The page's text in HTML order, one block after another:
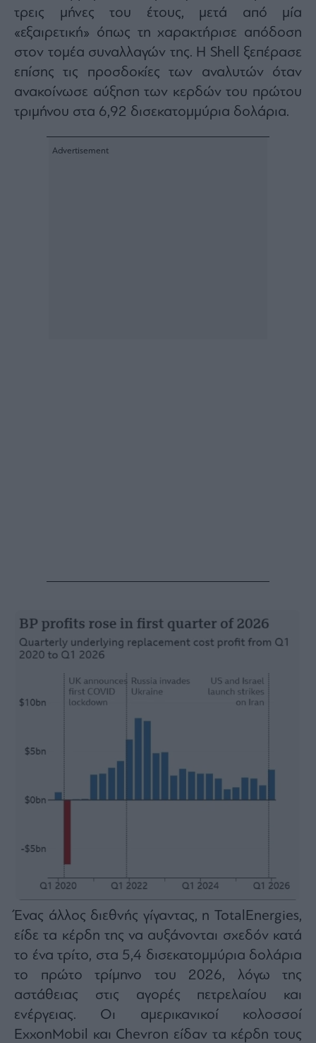
τρεις μήνες του έτους, μετά από μία
«εξαιρετική» όπως τη χαρακτήρισε απόδοση
στον τομέα συναλλαγών της. Η Shell ξεπέρασε
επίσης τις προσδοκίες των αναλυτών όταν
ανακοίνωσε αύξηση των κερδών του πρώτου
τριμήνου στα 6,92 δισεκατομμύρια δολάρια.
Ένας άλλος διεθνής γίγαντας, η TotalEnergies,
είδε τα κέρδη της να αυξάνονται σχεδόν κατά
το ένα τρίτο, στα 5,4 δισεκατομμύρια δολάρια
το πρώτο τρίμηνο του 2026, λόγω της
αστάθειας στις αγορές πετρελαίου και
ενέργειας. Οι αμερικανικοί κολοσσοί
ExxonMobil και Chevron είδαν τα κέρδη τους